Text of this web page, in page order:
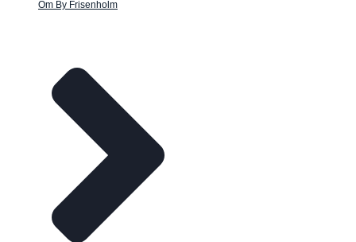
Om By Frisenholm